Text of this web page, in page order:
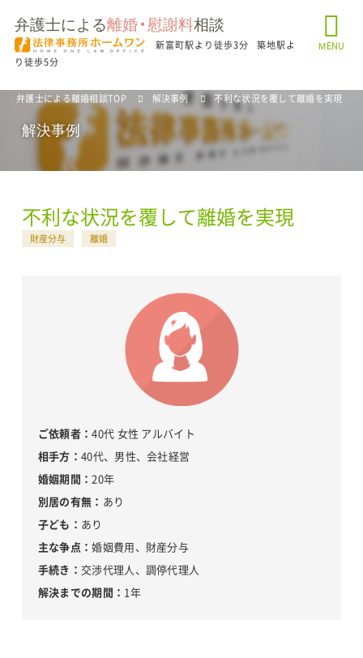
弁護士による離婚・慰謝料相談
新富町駅より徒歩3分
築地駅よ
り徒歩5分
MENU
弁護士による離婚相談TOP 解決事例 不利な状況を覆して離婚を実現
解決事例
不利な状況を覆して離婚を実現
財産分与 離婚
40代 女性 アルバイト
40代、男性、会社経営
20年
あり
あり
婚姻費用、財産分与
交渉代理人、調停代理人
1年